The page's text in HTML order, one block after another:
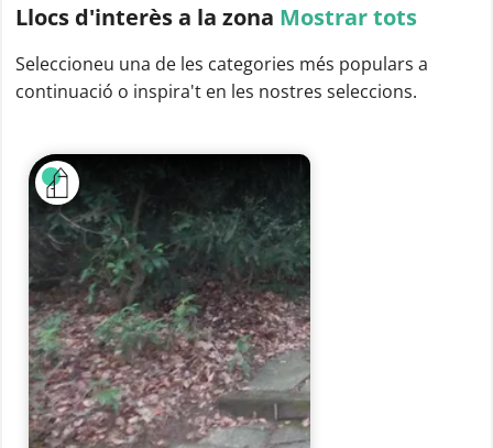
Llocs d'interèsa la zona Mostrar tots
Seleccioneu una de les categories més populars a
continuació o inspira't en les nostres seleccions.